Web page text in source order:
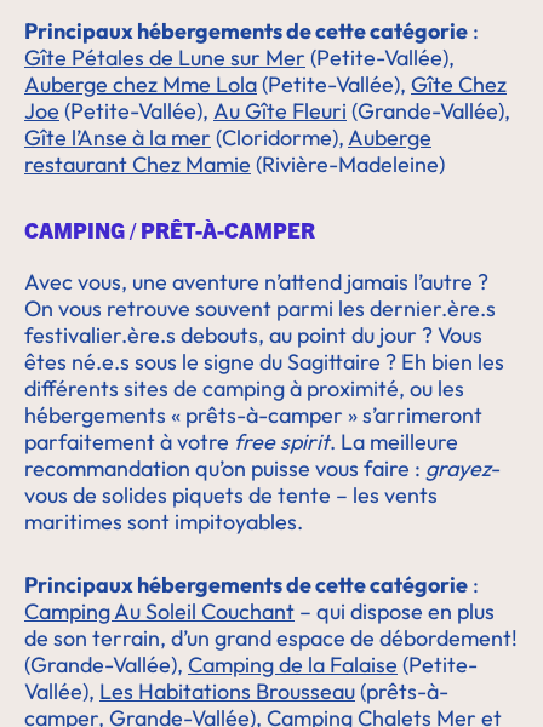
Principaux hébergements de cette catégorie :
Gîte Pétales de Lune sur Mer (Petite-Vallée),
Auberge chez Mme Lola(Petite-Vallée), Gîte Chez
Joe (Petite-Vallée), Au Gîte Fleuri (Grande-Vallée),
Gîte l’Anse à la mer (Cloridorme),Auberge
restaurant Chez Mamie (Rivière-Madeleine)
CAMPING / PRÊT-À-CAMPER
Avec vous, une aventure n’attend jamais l’autre ?
On vous retrouve souvent parmi les dernier.ère.s
festivalier.ère.s debouts, au point du jour ? Vous
êtes né.e.s sous le signe du Sagittaire ? Eh bien les
différents sites de camping à proximité, ou les
hébergements « prêts-à-camper » s’arrimeront
parfaitement à votre free spirit. La meilleure
recommandation qu’on puisse vous faire : grayez-
vous de solides piquets de tente – les vents
maritimes sont impitoyables.
Principaux hébergements de cette catégorie :
Camping Au Soleil Couchant – qui dispose en plus
de son terrain, d’un grand espace de débordement!
(Grande-Vallée), Camping de la Falaise (Petite-
Vallée), Les Habitations Brousseau(prêts-à-
camper, Grande-Vallée), Camping Chalets Mer et